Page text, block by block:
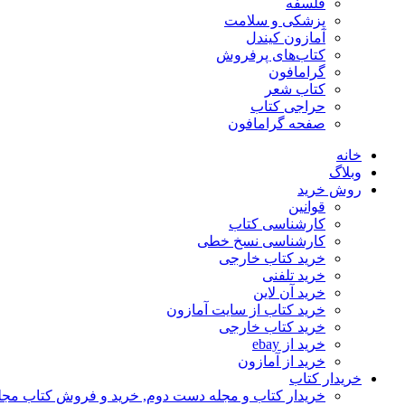
فلسفه
پزشکی و سلامت
آمازون کیندل
کتاب‌های پرفروش
گرامافون
کتاب شعر
حراجی کتاب
صفحه گرامافون
خانه
وبلاگ
روش خرید
قوانین
کارشناسی کتاب
کارشناسی نسخ خطی
خرید کتاب خارجی
خرید تلفنی
خرید آن لاین
خرید کتاب از سایت آمازون
خرید کتاب خارجی
خرید از ebay
خرید از آمازون
خریدار کتاب
خریدار کتاب و مجله دست دوم, خرید و فروش کتاب